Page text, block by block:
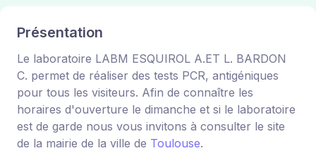
Présentation
Le laboratoire LABM ESQUIROL A.ET L. BARDON
C. permet de réaliser des tests PCR, antigéniques
pour tous les visiteurs. Afin de connaître les
horaires d'ouverture le dimanche et si le laboratoire
est de garde nous vous invitons à consulter le site
de la mairie de la ville de Toulouse.